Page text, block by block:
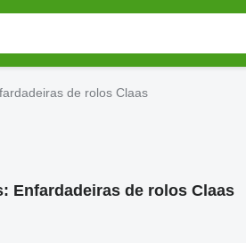
de rolos Claas
Enfardadeiras de rolos Claas